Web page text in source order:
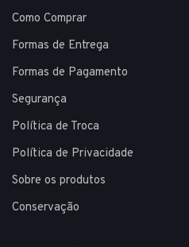
Como Comprar
Formas de Entrega
Formas de Pagamento
Segurança
Política de Troca
Política de Privacidade
Sobre os produtos
Conservação